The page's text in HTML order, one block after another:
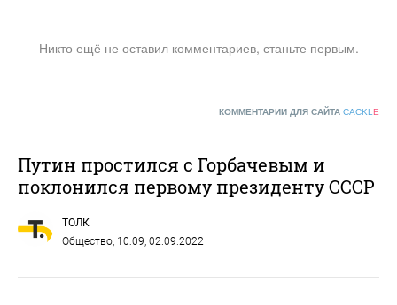
Никто ещё не оставил комментариев, станьте первым.
КОММЕНТАРИИ ДЛЯ САЙТА CACKL E
Путин простился с Горбачевым и
поклонился первому президенту СССР
ТОЛК
Общество, 10:09, 02.09.2022